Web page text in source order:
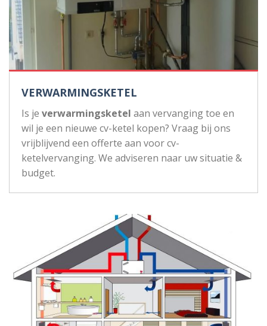
VERWARMINGSKETEL
Is je verwarmingsketel aan vervanging toe en
wil je een nieuwe cv-ketel kopen? Vraag bij ons
vrijblijvend een offerte aan voor cv-
ketelvervanging. We adviseren naar uw situatie &
budget.